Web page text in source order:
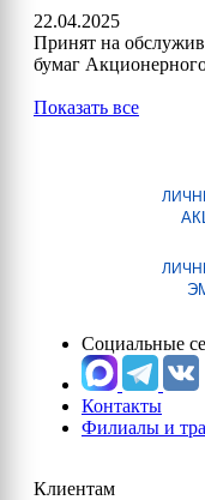
22.04.2025
Принят на
бумаг
Показать все
Социальные
Контакты
Филиалы и
Клиентам